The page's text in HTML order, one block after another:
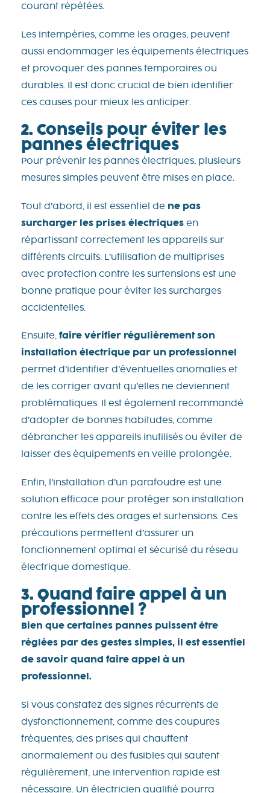
courant répétées.
Les intempéries, comme les orages, peuvent
aussi endommager les équipements électriques
et provoquer des pannes temporaires ou
durables. Il est donc crucial de bien identifier
ces causes pour mieux les anticiper.
2. Conseils pour éviter les
pannes électriques
Pour prévenir les pannes électriques, plusieurs
mesures simples peuvent être mises en place.
Tout d’abord, il est essentiel de ne pas
surcharger les prises électriques en
répartissant correctement les appareils sur
différents circuits. L’utilisation de multiprises
avec protection contre les surtensions est une
bonne pratique pour éviter les surcharges
accidentelles.
Ensuite, faire vérifier régulièrement son
installation électrique par un professionnel
permet d’identifier d’éventuelles anomalies et
de les corriger avant qu’elles ne deviennent
problématiques. Il est également recommandé
d’adopter de bonnes habitudes, comme
débrancher les appareils inutilisés ou éviter de
laisser des équipements en veille prolongée.
Enfin, l’installation d’un parafoudre est une
solution efficace pour protéger son installation
contre les effets des orages et surtensions. Ces
précautions permettent d’assurer un
fonctionnement optimal et sécurisé du réseau
électrique domestique.
3. Quand faire appel à un
professionnel ?
Bien que certaines pannes puissent être
réglées par des gestes simples, il est essentiel
de savoir quand faire appel à un
professionnel.
Si vous constatez des signes récurrents de
dysfonctionnement, comme des coupures
fréquentes, des prises qui chauffent
anormalement ou des fusibles qui sautent
régulièrement, une intervention rapide est
nécessaire. Un électricien qualifié pourra